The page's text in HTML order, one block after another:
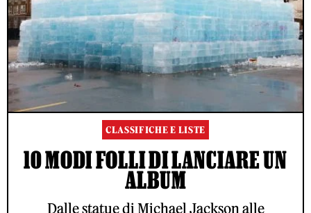
CLASSIFICHE E LISTE
10 MODI FOLLI DI LANCIARE UN
ALBUM
Dalle statue di Michael Jackson alle